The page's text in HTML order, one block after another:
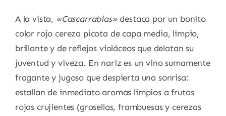
A la vista, «Cascarrabias»destaca por un bonito
color rojo cereza picota de capa media, limpio,
brillante y de reflejos violáceos que delatan su
juventud y viveza. En nariz es un vino sumamente
fragante y jugoso que despierta una sonrisa:
estallan de inmediato aromas limpios a frutas
rojas crujientes (grosellas, frambuesas y cerezas